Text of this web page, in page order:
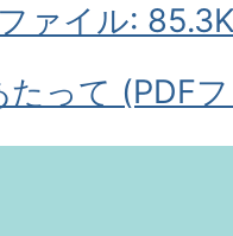
ァイル:
たって (PDF